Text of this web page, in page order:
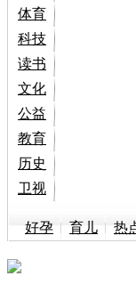
体育
科技
读书
文化
公益
教育
历史
卫视
好孕 育儿 热